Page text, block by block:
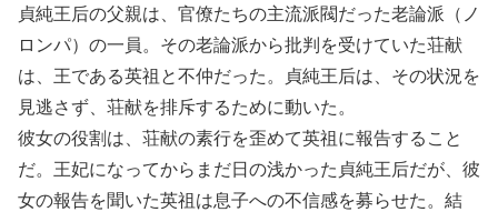
貞純王后の父親は、官僚たちの主流派閥だった老論派（ノ
ロンパ）の一員。その老論派から批判を受けていた荘献
は、王である英祖と不仲だった。貞純王后は、その状況を
見逃さず、荘献を排斥するために動いた。
彼女の役割は、荘献の素行を歪めて英祖に報告すること
だ。王妃になってからまだ日の浅かった貞純王后だが、彼
女の報告を聞いた英祖は息子への不信感を募らせた。結